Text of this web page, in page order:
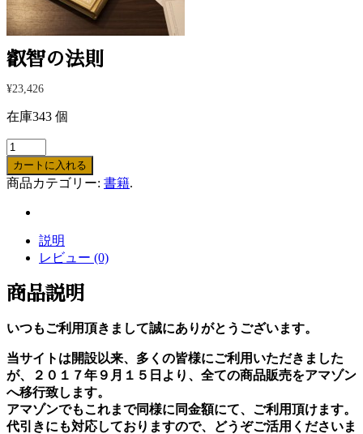
叡智の法則
¥23,426
在庫343 個
カートに入れる
商品カテゴリー: 書籍.
説明
レビュー (0)
商品説明
いつもご利用頂きまして誠にありがとうございます。
当サイトは開設以来、多くの皆様にご利用いただきました
が、２０１７年９月１５日より、全ての商品販売をアマゾン
へ移行致します。
アマゾンでもこれまで同様に同金額にて、ご利用頂けます。
代引きにも対応しておりますので、どうぞご活用くださいま